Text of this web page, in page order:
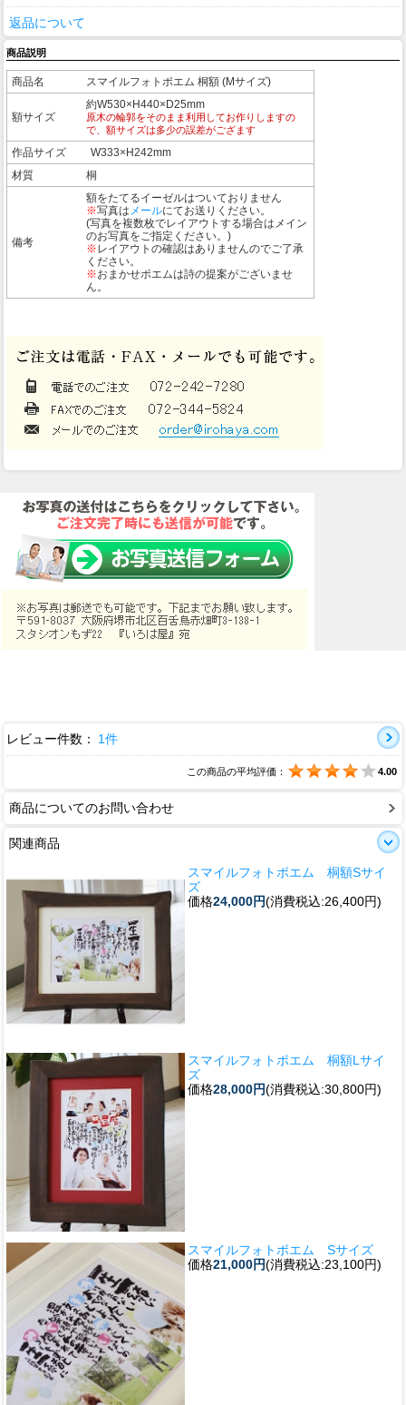
返品について
商品説明
商品名 スマイルフォトポエム 桐額 (Mサイズ)
額サイズ
約W530×H440×D25mm
原木の輪郭をそのまま利用してお作りしますの
で、額サイズは多少の誤差がござます
作品サイズ
W333×H242mm
材質
桐
備考
額をたてるイーゼルはついておりません
※写真は メールにてお送りください。
(写真を複数枚でレイアウトする場合はメイン
のお写真をご指定ください。)
※レイアウトの確認はありませんのでご了承
ください。
※おまかせポエムは詩の提案がございませ
ん。
レビュー件数： 1件
この商品の平均評価： 4.00
商品についてのお問い合わせ
関連商品
スマイルフォトポエム 桐額Sサイ
ズ
価格24,000円(消費税込:26,400円)
スマイルフォトポエム 桐額Lサイ
ズ
価格28,000円(消費税込:30,800円)
スマイルフォトポエム Sサイズ
価格21,000円(消費税込:23,100円)